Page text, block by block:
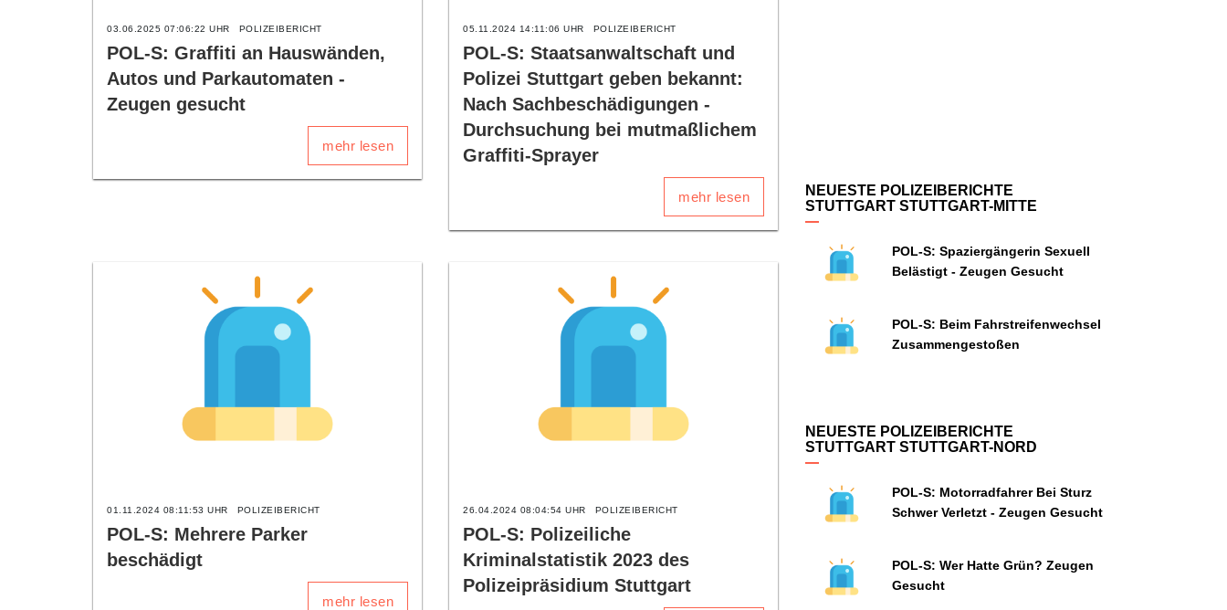
03.06.2025 07:06:22 UHR POLIZEIBERICHT
POL-S: Graffiti an Hauswänden,
Autos und Parkautomaten -
Zeugen gesucht
mehr lesen
05.11.2024 14:11:06 UHR POLIZEIBERICHT
POL-S: Staatsanwaltschaft und
Polizei Stuttgart geben bekannt:
Nach Sachbeschädigungen -
Durchsuchung bei mutmaßlichem
Graffiti-Sprayer
mehr lesen
01.11.2024 08:11:53 UHR POLIZEIBERICHT
POL-S: Mehrere Parker
beschädigt
mehr lesen
26.04.2024 08:04:54 UHR POLIZEIBERICHT
POL-S: Polizeiliche
Kriminalstatistik 2023 des
Polizeipräsidium Stuttgart
NEUESTE POLIZEIBERICHTE
STUTTGART STUTTGART-MITTE
POL-S: Spaziergängerin Sexuell
Belästigt - Zeugen Gesucht
POL-S: Beim Fahrstreifenwechsel
Zusammengestoßen
NEUESTE POLIZEIBERICHTE
STUTTGART STUTTGART-NORD
POL-S: Motorradfahrer Bei Sturz
Schwer Verletzt - Zeugen Gesucht
POL-S: Wer Hatte Grün? Zeugen
Gesucht